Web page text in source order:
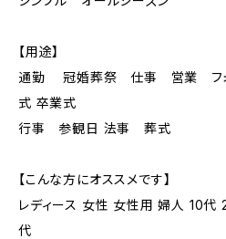
【用途】
通勤 冠婚葬祭 仕事 営業 フォ
式 卒業式
行事 参観日 法事 葬式
【こんな方にオススメです】
レディース 女性 女性用 婦人 10
代